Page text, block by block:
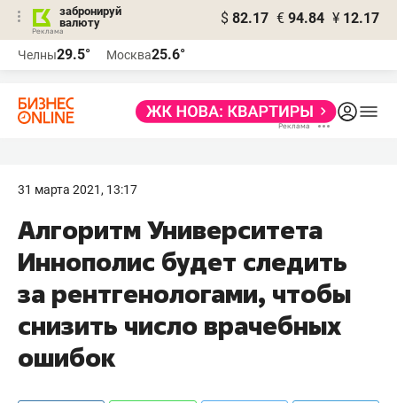
забронируй
валюту
$ 82.17 € 94.84 ¥ 12.17
Челны29.5° Москва25.6°
31 марта 2021, 13:17
Алгоритм Университета
Иннополис будет следить
за рентгенологами, чтобы
снизить число врачебных
ошибок